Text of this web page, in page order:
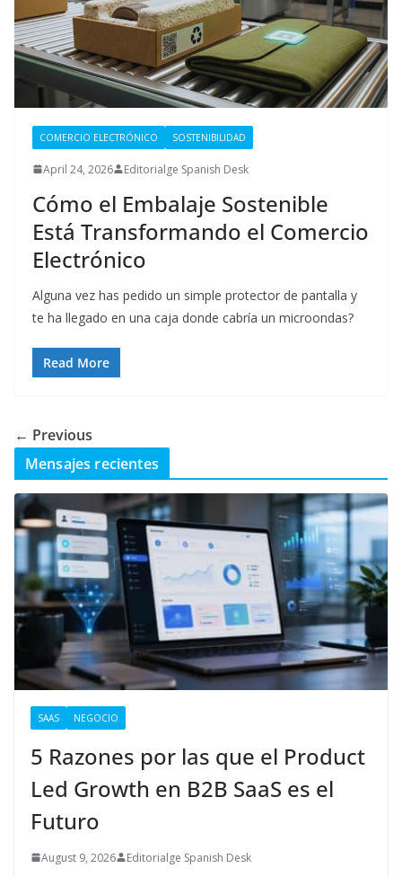
COMERCIO ELECTRÓNICO SOSTENIBILIDAD
April 24, 2026 Editorialge Spanish Desk
Cómo el Embalaje Sostenible
Está Transformando el Comercio
Electrónico
Alguna vez has pedido un simple protector de pantalla y
te ha llegado en una caja donde cabría un microondas?
Read More
← Previous
Mensajes recientes
SAAS NEGOCIO
5 Razones por las que el Product
Led Growth en B2B SaaS es el
Futuro
August 9, 2026 Editorialge Spanish Desk